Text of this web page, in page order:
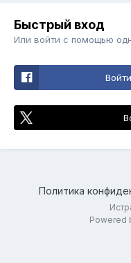
Быстрый вход
Или войти с помощью
Политика
Powered